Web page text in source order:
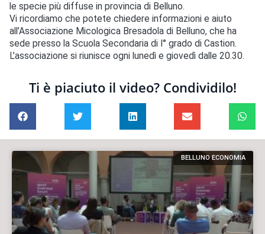
le specie più diffuse in provincia di Belluno.
Vi ricordiamo che potete chiedere informazioni e aiuto
all’Associazione Micologica Bresadola di Belluno, che ha
sede presso la Scuola Secondaria di I° grado di Castion.
L’associazione si riunisce ogni lunedì e giovedì dalle 20.30.
Ti è piaciuto il video? Condividilo!
BELLUNO ECONOMIA